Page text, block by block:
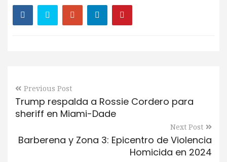
Previous Post
Trump respalda a Rossie Cordero para
sheriff en Miami-Dade
Next Post
Barberena y Zona 3: Epicentro de Violencia
Homicida en 2024